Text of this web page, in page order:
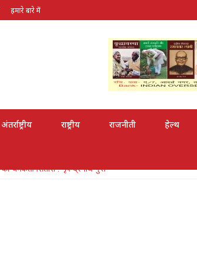
हमारे बारे में
अंतर्राष्ट्रीय राष्ट्रीय राजनीती हेल्थ
भारती हुए पद्मश्री से सम्मानित